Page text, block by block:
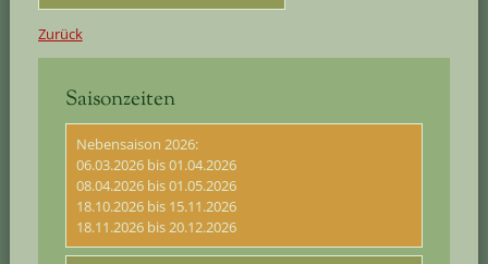
Zurück
Saisonzeiten
Nebensaison 2026:
06.03.2026 bis 01.04.2026
08.04.2026 bis 01.05.2026
18.10.2026 bis 15.11.2026
18.11.2026 bis 20.12.2026